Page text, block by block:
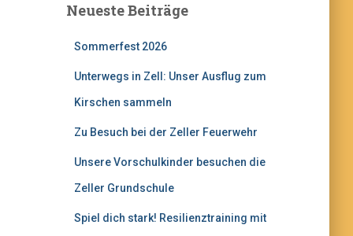
Neueste Beiträge
Sommerfest 2026
Unterwegs in Zell: Unser Ausflug zum
Kirschen sammeln
Zu Besuch bei der Zeller Feuerwehr
Unsere Vorschulkinder besuchen die
Zeller Grundschule
Spiel dich stark! Resilienztraining mit